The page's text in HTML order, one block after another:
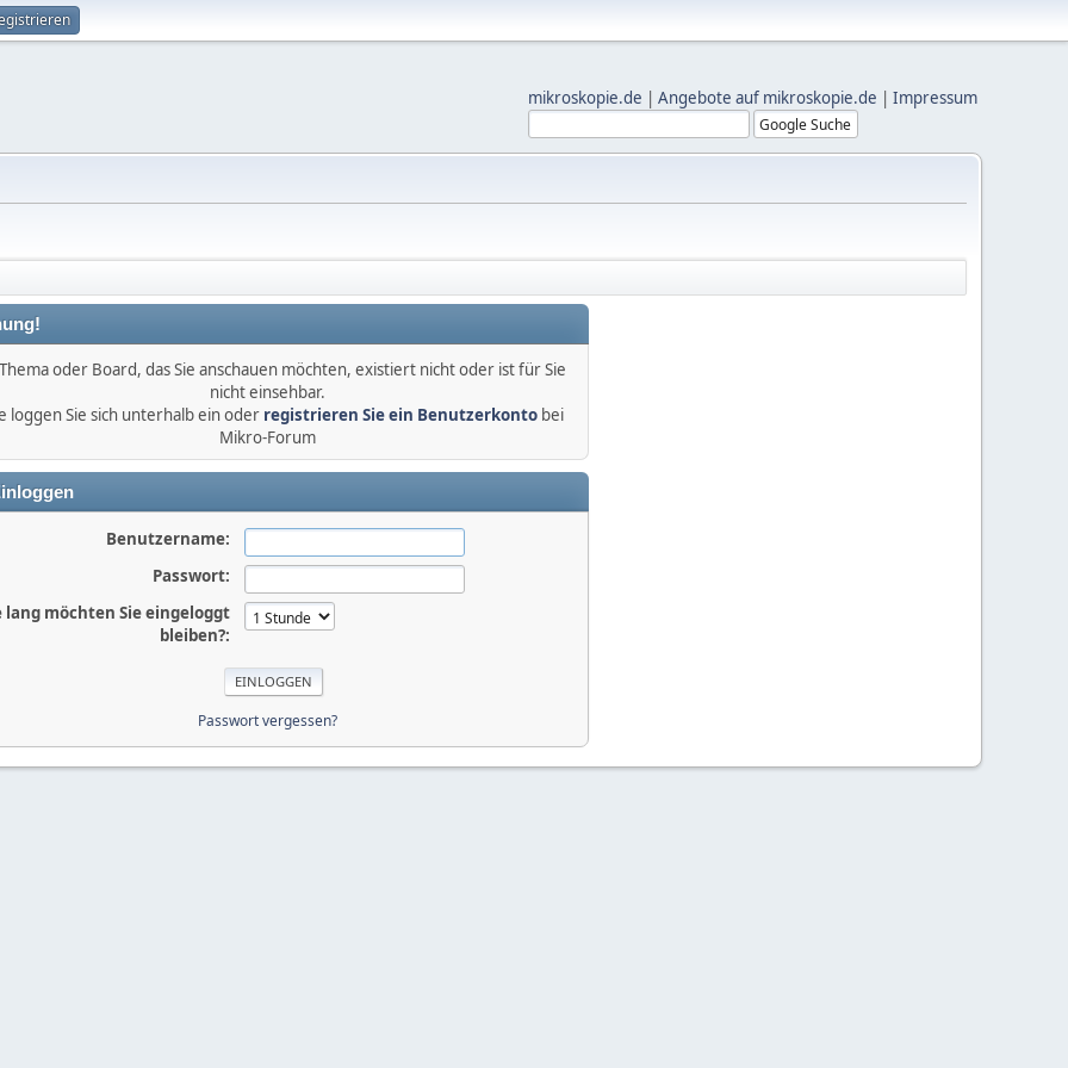
mikroskopie.de | Angebote auf mikroskopie.de | Impressum
oder Board, das Sie anschauen möchten, existiert nicht oder ist für Sie
nicht einsehbar.
loggen Sie sich unterhalb ein oder registrieren Sie ein Benutzerkontobei
Mikro-Forum
Benutzername:
Passwort:
lang möchten Sie eingeloggt
bleiben?:
Passwort vergessen?